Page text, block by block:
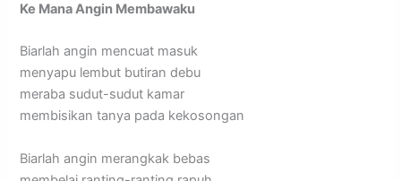
Ke Mana Angin Membawaku
Biarlah angin mencuat masuk
menyapu lembut butiran debu
meraba sudut-sudut kamar
membisikan tanya pada kekosongan
Biarlah angin merangkak bebas